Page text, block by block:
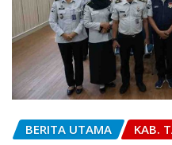
BERITA UTAMA KAB.